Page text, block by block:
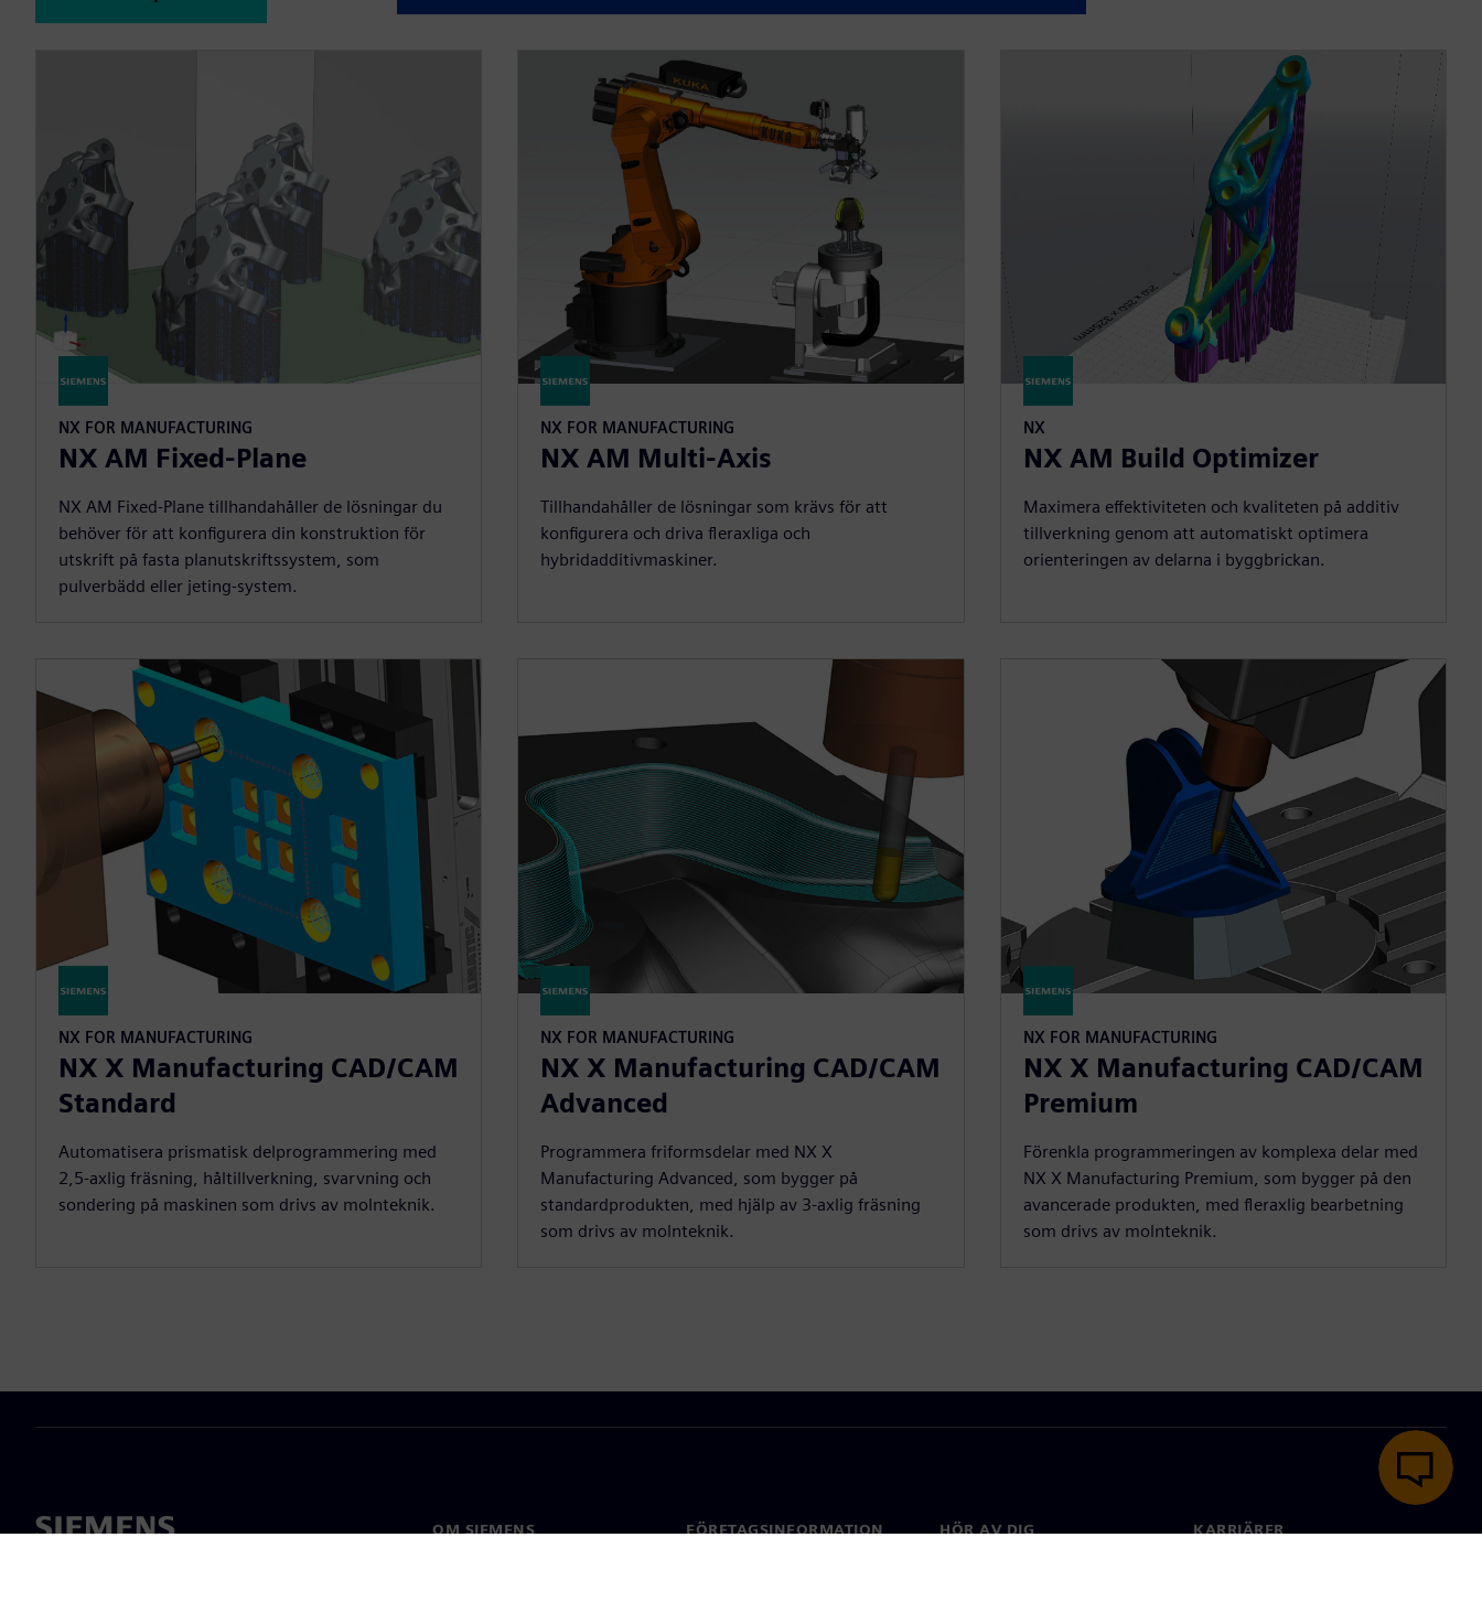
NX FOR MANUFACTURING
NX AM Fixed-Plane
NX AM Fixed-Plane tillhandahåller de lösningar du
behöver för att konfigurera din konstruktion för
utskrift på fasta planutskriftssystem, som
pulverbädd eller jeting-system.
NX FOR MANUFACTURING
NX AM Multi-Axis
Tillhandahåller de lösningar som krävs för att
konfigurera och driva fleraxliga och
hybridadditivmaskiner.
NX
NX AM Build Optimizer
Maximera effektiviteten och kvaliteten på additiv
tillverkning genom att automatiskt optimera
orienteringen av delarna i byggbrickan.
NX FOR MANUFACTURING
NX X Manufacturing CAD/CAM
Standard
Automatisera prismatisk delprogrammering med
2,5-axlig fräsning, håltillverkning, svarvning och
sondering på maskinen som drivs av molnteknik.
NX FOR MANUFACTURING
NX X Manufacturing CAD/CAM
Advanced
Programmera friformsdelar med NX X
Manufacturing Advanced, som bygger på
standardprodukten, med hjälp av 3-axlig fräsning
som drivs av molnteknik.
NX FOR MANUFACTURING
NX X Manufacturing CAD/CAM
Premium
Förenkla programmeringen av komplexa delar med
NX X Manufacturing Premium, som bygger på den
avancerade produkten, med fleraxlig bearbetning
som drivs av molnteknik.
OM SIEMENS FÖRETAGSINFORMATION HÖR AV DIG KARRIÄRER